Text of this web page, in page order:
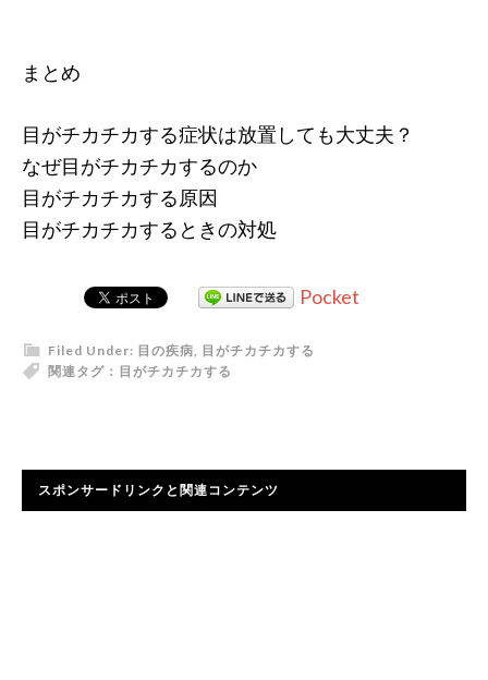
まとめ
目がチカチカする症状は放置しても大丈夫？
なぜ目がチカチカするのか
目がチカチカする原因
目がチカチカするときの対処
Pocket
Filed Under: 目の疾病, 目がチカチカする
関連タグ： 目がチカチカする
スポンサードリンクと関連コンテンツ